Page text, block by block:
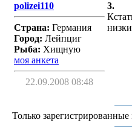
polizei110
Страна: Германия
Город: Лейпциг
Рыба: Хищную
моя анкета
22.09.2008 08:48
3.
Только